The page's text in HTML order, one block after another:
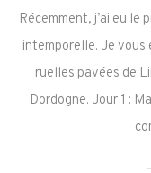
Récemment, j’ai eu le
intemporelle. Je vous
ruelles pavées de
Dordogne. Jour 1 :